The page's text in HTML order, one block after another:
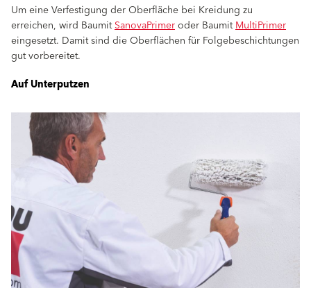
Um eine Verfestigung der Oberﬂäche bei Kreidung zu
erreichen, wird BaumitSanovaPrimeroder BaumitMultiPrimer
eingesetzt. Damit sind die Oberﬂächen für Folgebeschichtungen
gut vorbereitet.
Auf Unterputzen